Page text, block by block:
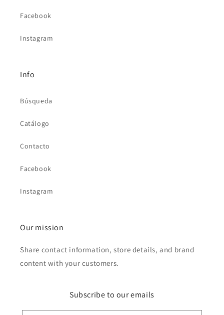
Facebook
Instagram
Info
Búsqueda
Catálogo
Contacto
Facebook
Instagram
Our mission
Share contact information, store details, and brand
content with your customers.
Subscribe to our emails